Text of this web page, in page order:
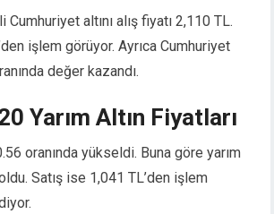
altını alış fiyatı 2,110 TL.
işlem görüyor. Ayrıca Cumhuriyet
değer kazandı.
Yarım Altın Fiyatları
oranında yükseldi. Buna göre yarım
Satış ise 1,041 TL’den işlem